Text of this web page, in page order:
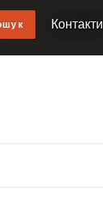
Контакти